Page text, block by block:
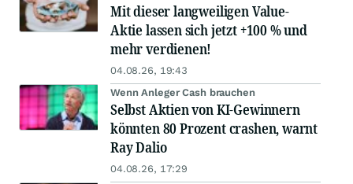
Mit dieser langweiligen Value-
Aktie lassen sich jetzt +100 % und
mehr verdienen!
04.08.26, 19:43
Wenn Anleger Cash brauchen
Selbst Aktien von KI-Gewinnern
könnten 80 Prozent crashen, warnt
Ray Dalio
04.08.26, 17:29